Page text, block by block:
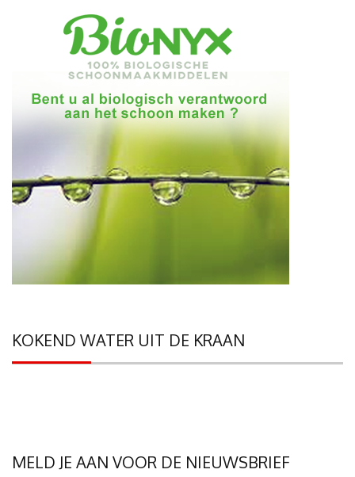
KOKEND WATER UIT DE KRAAN
MELD JE AAN VOOR DE NIEUWSBRIEF